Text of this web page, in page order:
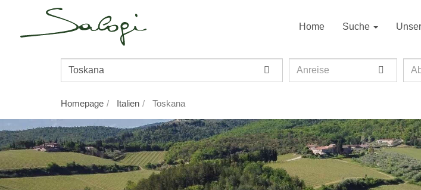
Home Suche
Reiseziel/Name
Anreise
Homepage Italien Toskana